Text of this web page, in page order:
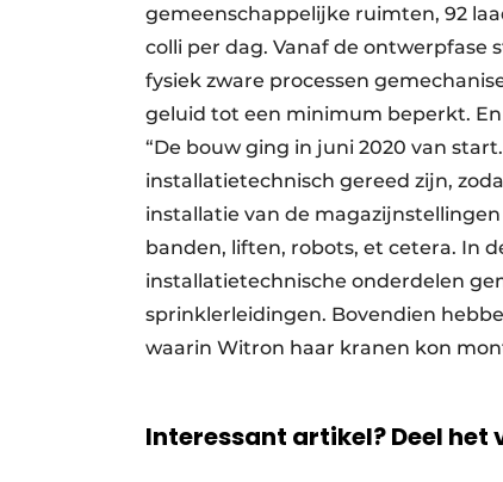
gemeenschappelijke ruimten, 92
colli per dag. Vanaf de
fysiek zware processen
geluid tot een minimum beperkt.
“De bouw ging in juni 2020 van
installatietechnisch gereed zijn,
installatie van de
banden, liften, robots, et cetera. In
installatietechnische onderdelen
sprinklerleidingen. Bovendien
waarin Witron haar kranen kon
Interessant artikel? Deel het